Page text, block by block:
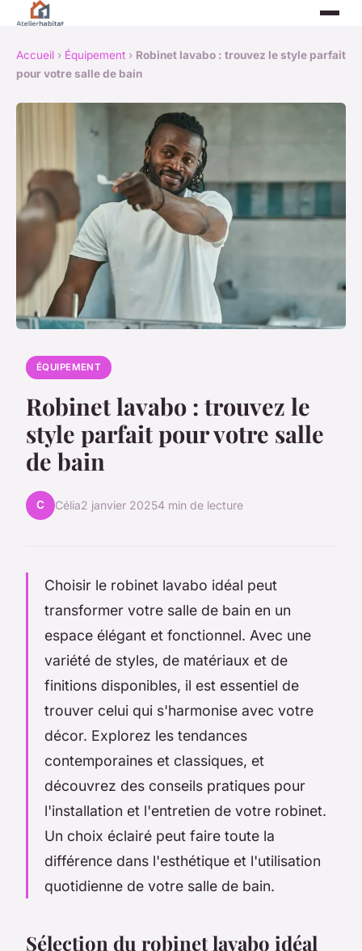
Accueil › Équipement › Robinet lavabo : trouvez le style parfait
pour votre salle de bain
ÉQUIPEMENT
Robinet lavabo : trouvez le
style parfait pour votre salle
de bain
C Célia2 janvier 20254 min de lecture
Choisir le robinet lavabo idéal peut
transformer votre salle de bain en un
espace élégant et fonctionnel. Avec une
variété de styles, de matériaux et de
finitions disponibles, il est essentiel de
trouver celui qui s'harmonise avec votre
décor. Explorez les tendances
contemporaines et classiques, et
découvrez des conseils pratiques pour
l'installation et l'entretien de votre robinet.
Un choix éclairé peut faire toute la
différence dans l'esthétique et l'utilisation
quotidienne de votre salle de bain.
Sélection du robinet lavabo idéal